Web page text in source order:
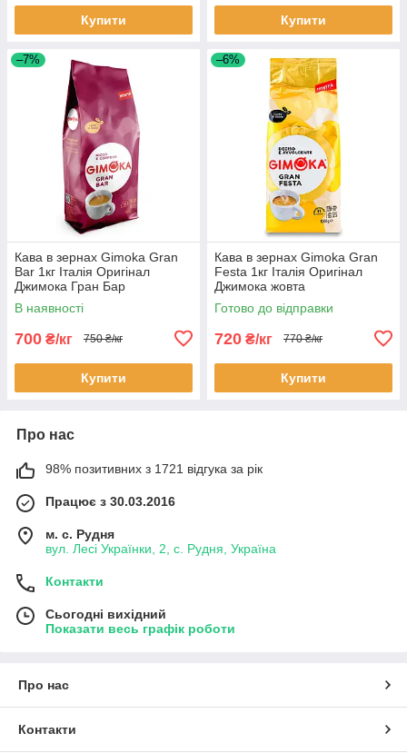
Купити Купити
–7%
Кава в зернах Gimoka Gran
Bar 1кг Італія Оригінал
Джимока Гран Бар
В наявності
700 ₴/кг 750 ₴/кг
Купити
–6%
Кава в зернах Gimoka Gran
Festa 1кг Італія Оригінал
Джимока жовта
Готово до відправки
720 ₴/кг 770 ₴/кг
Купити
Про нас
98% позитивних з 1721 відгука за рік
Працює з 30.03.2016
м. с. Рудня
вул. Лесі Українки, 2, с. Рудня, Україна
Контакти
Сьогодні вихідний
Показати весь графік роботи
Про нас
Контакти